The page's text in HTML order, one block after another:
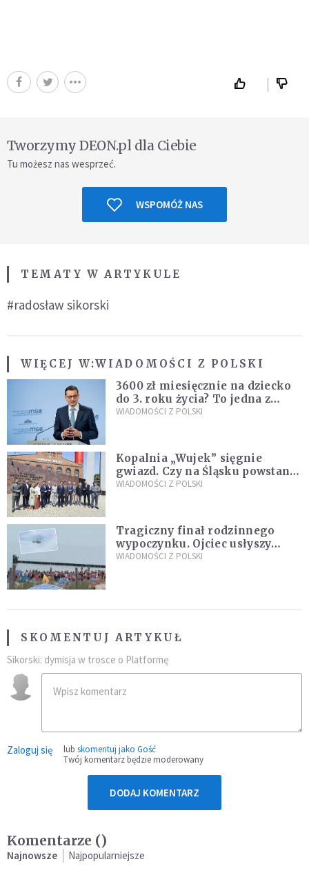
Tworzymy DEON.pl dla Ciebie
Tu możesz nas wesprzeć.
WSPOMÓŻ NAS
TEMATY W ARTYKULE
#radosław sikorski
WIĘCEJ W:WIADOMOŚCI Z POLSKI
3600 zł miesięcznie na dziecko
do 3. roku życia? To jedna z
propozycji programu "Rozwój
WIADOMOŚCI Z POLSKI
Kopalnia „Wujek” sięgnie
gwiazd. Czy na Śląsku powstanie
„Dolina Krzemowa”?
WIADOMOŚCI Z POLSKI
Tragiczny finał rodzinnego
wypoczynku. Ojciec usłyszy
zarzuty
WIADOMOŚCI Z POLSKI
SKOMENTUJ ARTYKUŁ
Sikorski: dymisja w trosce o Platformę
Zaloguj się lub skomentuj jako Gość
Twój komentarz będzie moderowany
DODAJ KOMENTARZ
Komentarze ()
Najnowsze Najpopularniejsze